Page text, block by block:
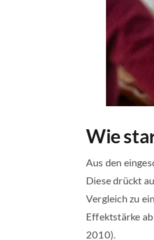
Wie
Aus den
Diese drückt
Vergleich zu
Effektstärke
2010).